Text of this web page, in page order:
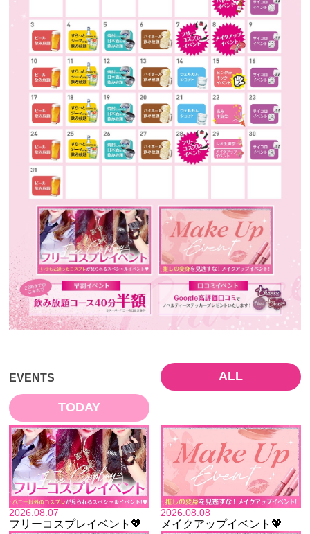
店舗情報・よくある質問
VISITORS TO JAPAN
外国人観光客向け
RECRUIT
採用情報
EVENTS ALL
TODAY
2026.08.07
フリーコスプレイベント💖
2026.08.08
メイクアップイベント💖